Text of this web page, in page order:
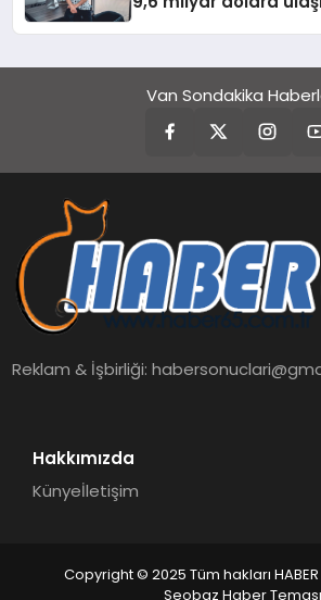
Van Sondakika
Reklam & İşbirliği:
Hakkımızda
Künyeİletişim
Copyright © 2025 Tüm hakları HABER
Seobaz Haber Teması